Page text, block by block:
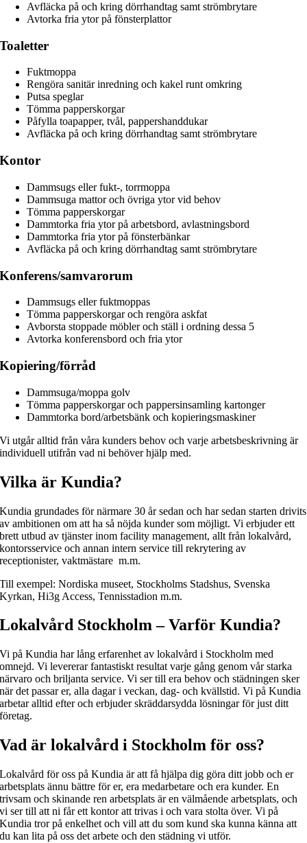
Avfläcka på och kring dörrhandtag samt strömbrytare
Avtorka fria ytor på fönsterplattor
Toaletter
Fuktmoppa
Rengöra sanitär inredning och kakel runt omkring
Putsa speglar
Tömma papperskorgar
Påfylla toapapper, tvål, pappershanddukar
Avfläcka på och kring dörrhandtag samt strömbrytare
Kontor
Dammsugs eller fukt-, torrmoppa
Dammsuga mattor och övriga ytor vid behov
Tömma papperskorgar
Dammtorka fria ytor på arbetsbord, avlastningsbord
Dammtorka fria ytor på fönsterbänkar
Avfläcka på och kring dörrhandtag samt strömbrytare
Konferens/samvarorum
Dammsugs eller fuktmoppas
Tömma papperskorgar och rengöra askfat
Avborsta stoppade möbler och ställ i ordning dessa 5
Avtorka konferensbord och fria ytor
Kopiering/förråd
Dammsuga/moppa golv
Tömma papperskorgar och pappersinsamling kartonger
Dammtorka bord/arbetsbänk och kopieringsmaskiner
Vi utgår alltid från våra kunders behov och varje arbetsbeskrivning är
individuell utifrån vad ni behöver hjälp med.
Vilka är Kundia?
Kundia grundades för närmare 30 år sedan och har sedan starten drivits
av ambitionen om att ha så nöjda kunder som möjligt. Vi erbjuder ett
brett utbud av tjänster inom facility management, allt från lokalvård,
kontorsservice och annan intern service till rekrytering av
receptionister, vaktmästare m.m.
Till exempel: Nordiska museet, Stockholms Stadshus, Svenska
Kyrkan, Hi3g Access, Tennisstadion m.m.
Lokalvård Stockholm – Varför Kundia?
Vi på Kundia har lång erfarenhet av lokalvård i Stockholm med
omnejd. Vi levererar fantastiskt resultat varje gång genom vår starka
närvaro och briljanta service.Vi ser till era behov och städningen sker
när det passar er, alla dagar i veckan, dag- och kvällstid. Vi på Kundia
arbetar alltid efter och erbjuder skräddarsydda lösningar för just ditt
företag.
Vad är lokalvård i Stockholm för oss?
Lokalvård för oss på Kundia är att få hjälpa dig göra ditt jobb och er
arbetsplats ännu bättre för er, era medarbetare och era kunder. En
trivsam och skinande ren arbetsplats är en välmående arbetsplats, och
vi ser till att ni får ett kontor att trivas i och vara stolta över. Vi på
Kundia tror på enkelhet och vill att du som kund ska kunna känna att
du kan lita på oss det arbete och den städning vi utför.